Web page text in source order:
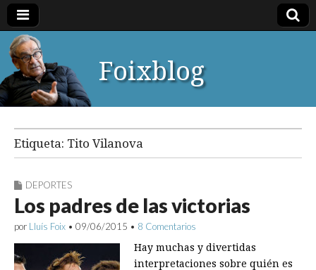
Foixblog
Etiqueta: Tito Vilanova
DEPORTES
Los padres de las victorias
por Lluís Foix • 09/06/2015 • 8 Comentarios
Hay muchas y divertidas
interpretaciones sobre quién es